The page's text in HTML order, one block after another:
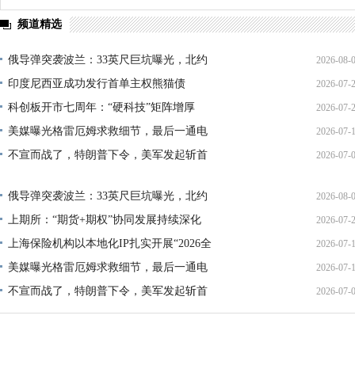
频道精选
俄导弹突袭波兰：33英尺巨坑曝光，北约 2026-08-
印度尼西亚成功发行首单主权熊猫债 2026-07-
科创板开市七周年：“硬科技”矩阵增厚 2026-07-
美媒曝光格雷厄姆求救细节，最后一通电 2026-07-
不宣而战了，特朗普下令，美军发起斩首 2026-07-
俄导弹突袭波兰：33英尺巨坑曝光，北约 2026-08-
上期所：“期货+期权”协同发展持续深化 2026-07-
上海保险机构以本地化IP扎实开展“2026全 2026-07-
美媒曝光格雷厄姆求救细节，最后一通电 2026-07-
不宣而战了，特朗普下令，美军发起斩首 2026-07-